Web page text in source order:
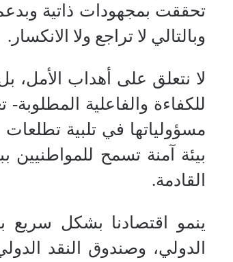
تحققت بمجهودات ذاتية
وبالتالي لا تراجع ولا الانكسار.
لا نتعلق على أهداب
للكفاءة والفاعلية
مسؤولياتها في تلبية
بيئة آمنة تسمح للمواطنيين
القادمة.
ينمو اقتصادنا بشكل سريع
الدولي، وصندوق النقد